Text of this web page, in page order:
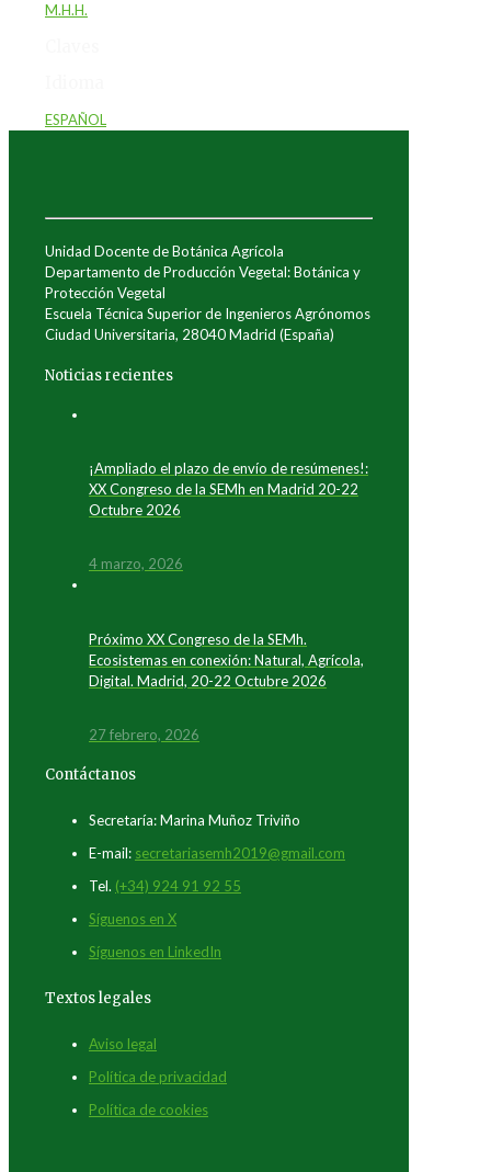
M.H.H.
ESPAÑOL
Unidad Docente de Botánica Agrícola
Departamento de Producción Vegetal: Botánica y
Protección Vegetal
Escuela Técnica Superior de Ingenieros Agrónomos
Ciudad Universitaria, 28040 Madrid (España)
Noticias recientes
¡Ampliado el plazo de envío de resúmenes!:
XX Congreso de la SEMh en Madrid 20-22
Octubre 2026
4 marzo, 2026
Próximo XX Congreso de la SEMh.
Ecosistemas en conexión: Natural, Agrícola,
Digital. Madrid, 20-22 Octubre 2026
27 febrero, 2026
Contáctanos
Secretaría: Marina Muñoz Triviño
E-mail: secretariasemh2019@gmail.com
Tel. (+34) 924 91 92 55
Síguenos en X
Síguenos en LinkedIn
Textos legales
Aviso legal
Política de privacidad
Política de cookies